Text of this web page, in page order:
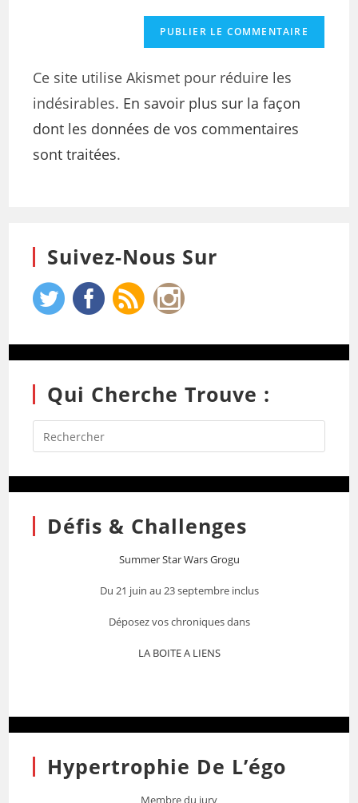
Ce site utilise Akismet pour réduire les
indésirables. En savoir plus sur la façon
dont les données de vos commentaires
sont traitées.
Suivez-Nous Sur
Qui Cherche Trouve :
Défis & Challenges
Summer Star Wars Grogu
Du 21 juin au 23 septembre inclus
Déposez vos chroniques dans
LA BOITE A LIENS
Hypertrophie De L’égo
Membre du jury